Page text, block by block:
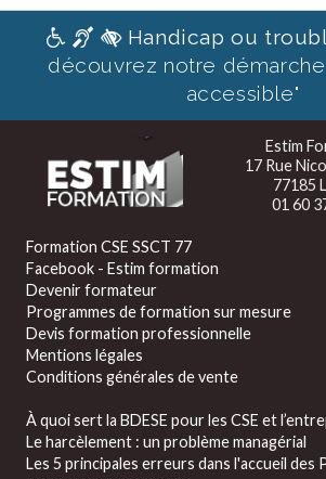
Handicap ou
découvrez notre démarche
accessible"
Estim
17 Rue
77185
01 60
Formation CSE SSCT 77
Facebook - Estim formation
Devenir formateur
Programmes de formation sur mesure
Devis formation professionnelle
Mentions légales
Conditions générales de vente
À quoi sert la BDESE pour les CSE et
Le harcèlement : un problème managérial
Les 5 principales erreurs dans l'accueil des